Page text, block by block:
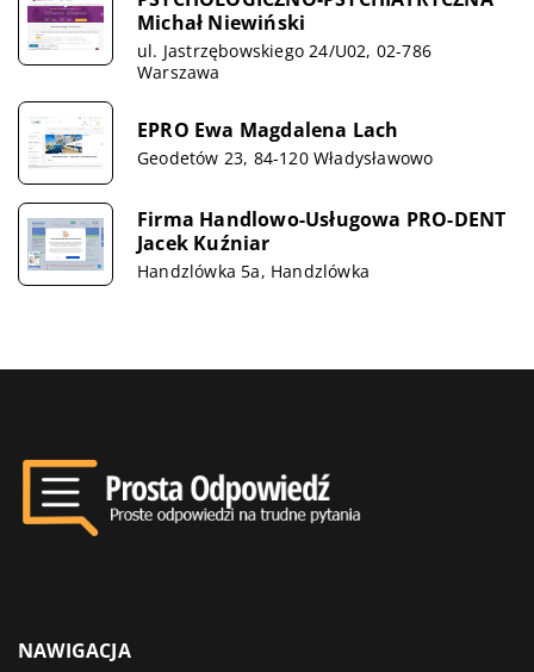
Michał Niewiński
ul. Jastrzębowskiego 24/U02, 02-786
Warszawa
EPRO Ewa Magdalena Lach
Geodetów 23, 84-120 Władysławowo
Firma Handlowo-Usługowa PRO-DENT
Jacek Kuźniar
Handzlówka 5a, Handzlówka
NAWIGACJA